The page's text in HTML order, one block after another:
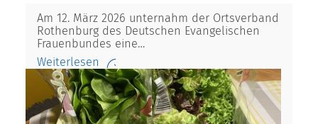
Am 12. März 2026 unternahm der Ortsverband
Rothenburg des Deutschen Evangelischen
Frauenbundes eine…
Weiterlesen